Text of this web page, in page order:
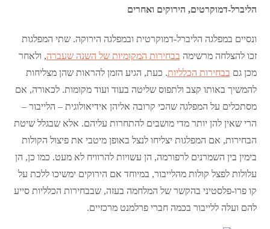
הליברל-דמוקרטים, הירוקים ואחרים
ונסיים במפלגה הליברל-דמוקרטית ובמפלגה הירוקה. שתי המפלגות
זכו להצלחה מרשימה בבחירות המקומיות של השנה שעברה, ולאחר
מכן גם בבחירות הכלליות. כעת, הגיע הזמן להראות שהן מצליחות
להמשיך באותו קצב ולתפוס שליטה בעוד ועוד מקומות. לכאורה, אם
מסתכלים על המפלגה שהכי קרובה אליהן אידיאולוגית – הלייבור –
הרי שאין להן יותר מדי מושבים להתחרות עליהם. אלא שבגלל שיטת
הבחירות, אם המפלגות יצליחו לנצל באופן מיטבי את פיצול הקולות
בימין בין השמרנים לרפורמה, הן עשויות להרוויח לא מעט. כמו כן, הן
עלולות לפצל קולות מהלייבור, במיוחד אם הירוקים ימשיכו ללכת על
קו פרו-פלסטיני בהקשר של המלחמה בעזה, שבבחירות הכלליות סייע
להם ועלה ללייבור בכמה חברי פרלמנט מרכזיים.